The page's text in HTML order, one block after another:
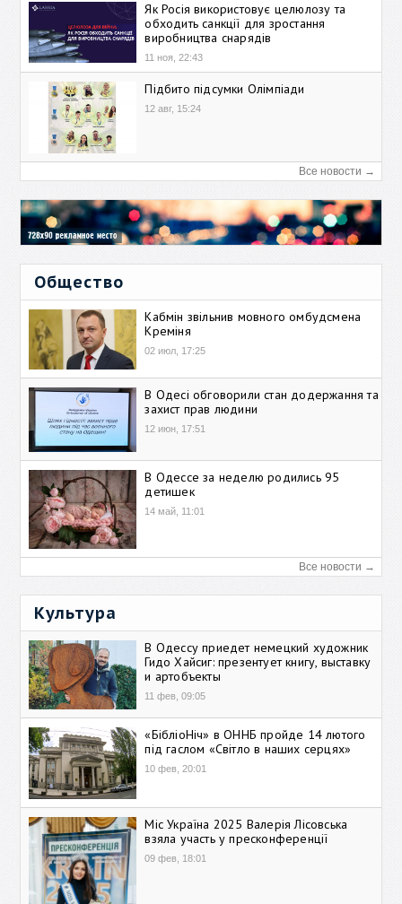
Як Росія використовує целюлозу та
обходить санкції для зростання
виробництва снарядів
11 ноя, 22:43
Підбито підсумки Олімпіади
12 авг, 15:24
Все новости →
Общество
Кабмін звільнив мовного омбудсмена
Креміня
02 июл, 17:25
В Одесі обговорили стан додержання та
захист прав людини
12 июн, 17:51
В Одессе за неделю родились 95
детишек
14 май, 11:01
Все новости →
Культура
В Одессу приедет немецкий художник
Гидо Хайсиг: презентует книгу, выставку
и артобъекты
11 фев, 09:05
«БібліоНіч» в ОННБ пройде 14 лютого
під гаслом «Світло в наших серцях»
10 фев, 20:01
Міс Україна 2025 Валерія Лісовська
взяла участь у пресконференції
09 фев, 18:01